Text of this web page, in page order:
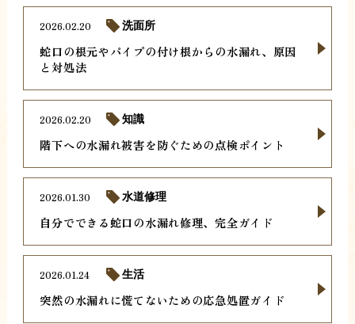
蛇口の根元やパイプの付け根からの水漏れ、原因
と対処法
2026.02.20 洗面所
階下への水漏れ被害を防ぐための点検ポイント
2026.02.20 知識
自分でできる蛇口の水漏れ修理、完全ガイド
2026.01.30 水道修理
突然の水漏れに慌てないための応急処置ガイド
2026.01.24 生活